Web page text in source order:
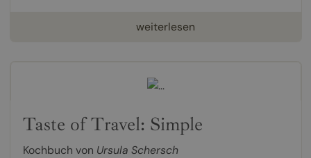
weiterlesen
Taste of Travel: Simple
Kochbuch von Ursula Schersch